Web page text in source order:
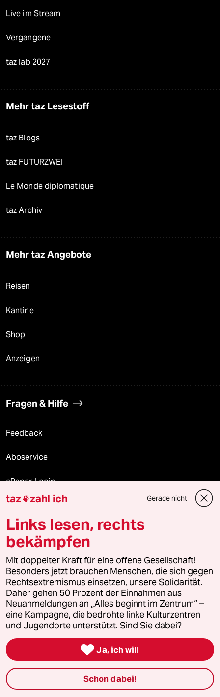
Live im Stream
Vergangene
taz lab 2027
Mehr taz Lesestoff
taz Blogs
taz FUTURZWEI
Le Monde diplomatique
taz Archiv
Mehr taz Angebote
Reisen
Kantine
Shop
Anzeigen
Fragen & Hilfe
Feedback
Aboservice
ePaper Login
Downloads für Abonnierende
© 2026 taz Verlags und Vertriebs GmbH
Alle Rechte vorbehalten. Bei rechtlichen Fragen oder für Genehmigungen
wenden Sie sich bitte an
lizenzen@taz.de
Feedback Redaktionsstatut Kommune-Richtlinien
Leitlinie Informant Datenschutz Impressum AGB
Seitenwende Einwilligungen widerrufen (Ads)
taz zahl ich Gerade nicht
Links lesen, rechts
bekämpfen
Mit doppelter Kraft für eine offene Gesellschaft!
Besonders jetzt brauchen Menschen, die sich gegen
Rechtsextremismus einsetzen, unsere Solidarität.
Daher gehen 50 Prozent der Einnahmen aus
Neuanmeldungen an „Alles beginnt im Zentrum“ –
eine Kampagne, die bedrohte linke Kulturzentren
und Jugendorte unterstützt. Sind Sie dabei?
 Ja, ich will
Schon dabei!